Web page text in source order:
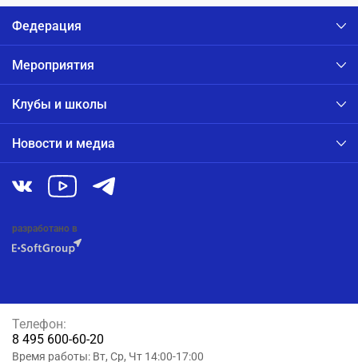
Федерация
Мероприятия
Клубы и школы
Новости и медиа
разработано в
Телефон:
8 495 600-60-20
Время работы: Вт, Ср, Чт 14:00-17:00